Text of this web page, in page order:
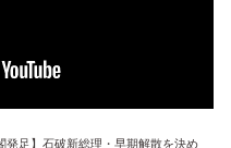
発足】石破新総理・早期解散を決め